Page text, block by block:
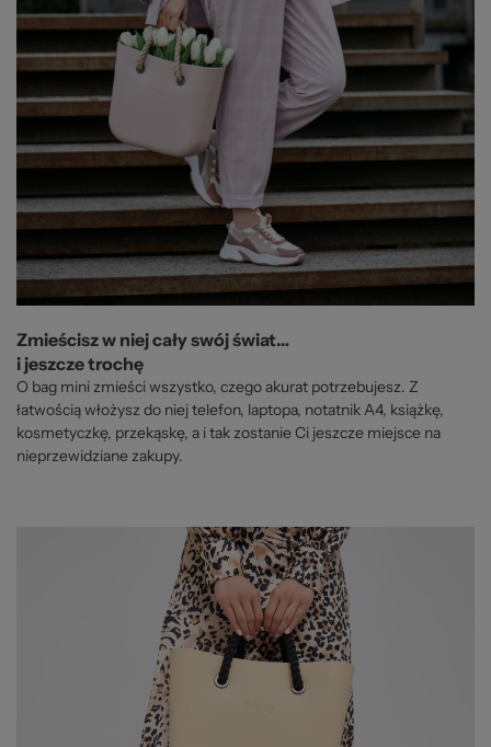
Zmieścisz w niej cały swój świat…
i jeszcze trochę
O bag mini zmieści wszystko, czego akurat potrzebujesz. Z
łatwością włożysz do niej telefon, laptopa, notatnik A4, książkę,
kosmetyczkę, przekąskę, a i tak zostanie Ci jeszcze miejsce na
nieprzewidziane zakupy.